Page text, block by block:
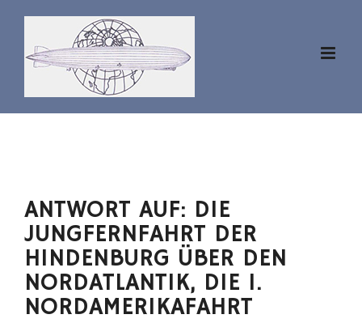
springen
ANTWORT AUF: DIE
JUNGFERNFAHRT DER
HINDENBURG ÜBER DEN
NORDATLANTIK, DIE 1.
NORDAMERIKAFAHRT